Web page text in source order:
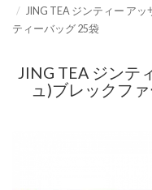
JING TEA ジンティー ア
ティーバッグ 25袋
JING TEA ジンテ
ュ)ブレックフ